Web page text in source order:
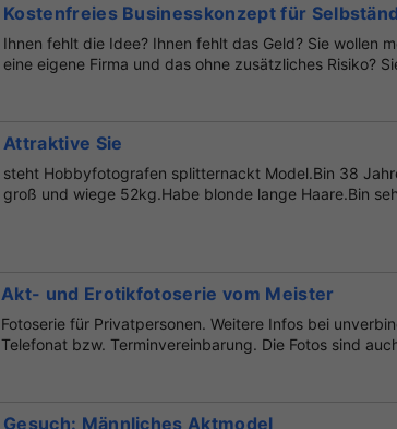
Kostenfreies Businesskonzept für
Ihnen fehlt die Idee? Ihnen fehlt das Geld? Sie wollen
eine eigene Firma und das ohne zusätzliches Risiko?
Attraktive Sie
steht Hobbyfotografen splitternackt Model.Bin 38
groß und wiege 52kg.Habe blonde lange Haare.Bin
Akt- und Erotikfotoserie vom Meister
Fotoserie für Privatpersonen. Weitere Infos bei
Telefonat bzw. Terminvereinbarung. Die Fotos sind
Gesuch: Männliches Aktmodel